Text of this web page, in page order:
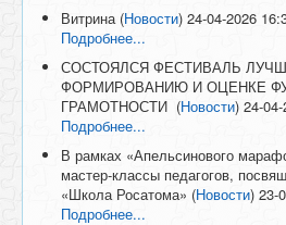
Витрина (Новости) 24-04-2026
Подробнее...
СОСТОЯЛСЯ ФЕСТИВАЛЬ
ФОРМИРОВАНИЮ И ОЦЕНКЕ
ГРАМОТНОСТИ (Новости) 24-
Подробнее...
В рамках «Апельсинового
мастер-классы педагогов,
«Школа Росатома» (Новости) 23-
Подробнее...